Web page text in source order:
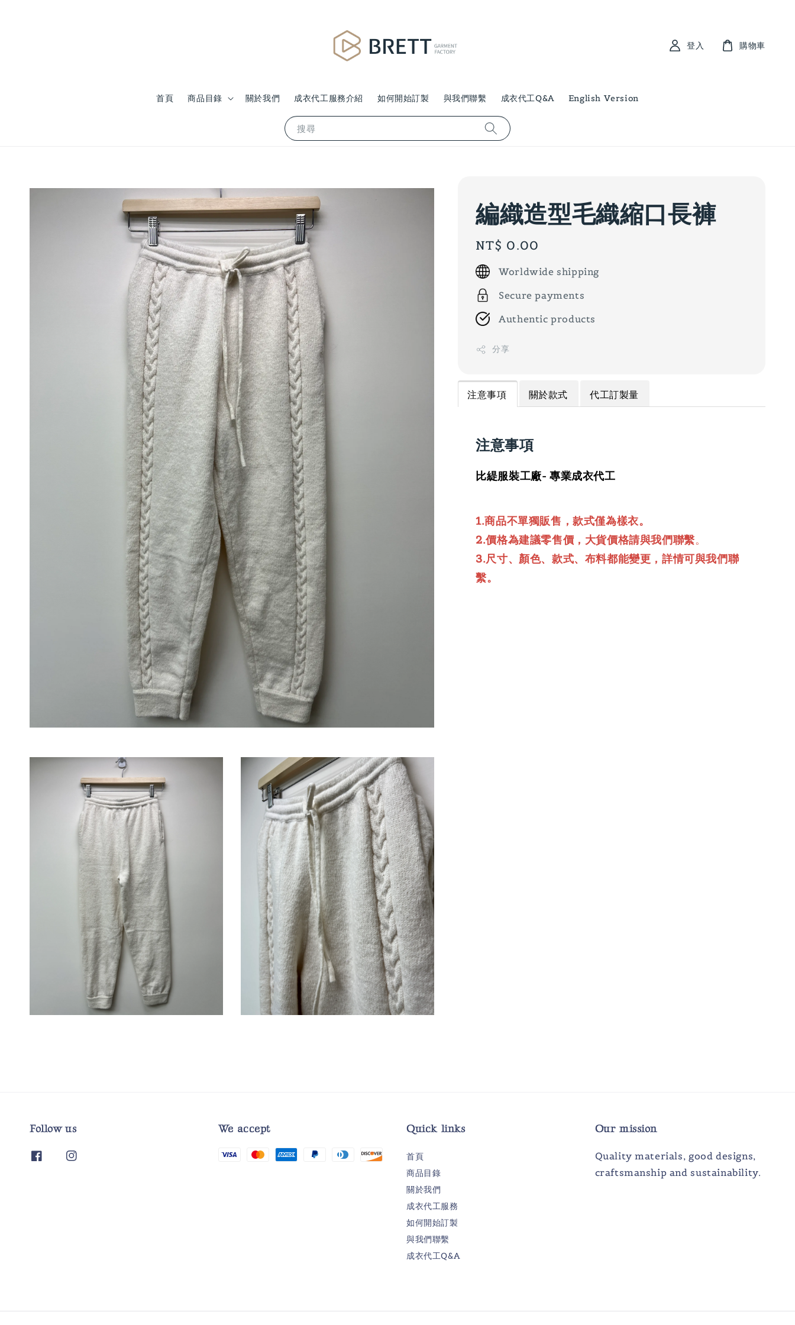
搜尋
首頁 商品目錄 關於我們 成衣代工服務介紹 如何開始訂製 與我們聯繫 成衣代工Q&A English Version
登入 購物車
編織造型毛織縮口長褲
Regular
price
NT$ 0.00
Worldwide shipping
Secure payments
Authentic products
分享
注意事項 關於款式 代工訂製量
注意事項
比緹服裝工廠- 專業成衣代工
1.商品不單獨販售，款式僅為樣衣。
2.價格為建議零售價，大貨價格請與我們聯繫。
3.尺寸、顏色、款式、布料都能變更，詳情可與我們聯
繫。
Follow us We accept Quick links
首頁
商品目錄
關於我們
成衣代工服務
如何開始訂製
與我們聯繫
成衣代工Q&A
Our mission
Quality materials, good designs,
craftsmanship and sustainability.